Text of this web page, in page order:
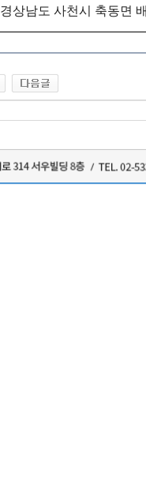
경상남도 사천시 축동면